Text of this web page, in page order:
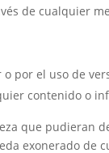
de cualquier
por el uso de
contenido o
que pudieran
exonerado